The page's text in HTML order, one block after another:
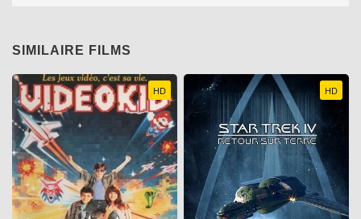
SIMILAIRE FILMS
HD HD